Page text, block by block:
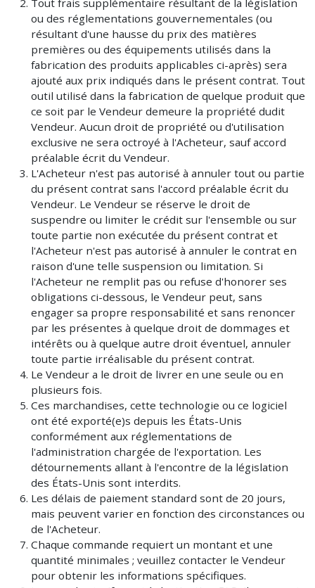
ou des réglementations gouvernementales (ou
résultant d'une hausse du prix des matières
premières ou des équipements utilisés dans la
fabrication des produits applicables ci-après) sera
ajouté aux prix indiqués dans le présent contrat. Tout
outil utilisé dans la fabrication de quelque produit que
ce soit par le Vendeur demeure la propriété dudit
Vendeur. Aucun droit de propriété ou d'utilisation
exclusive ne sera octroyé à l'Acheteur, sauf accord
préalable écrit du Vendeur.
L'Acheteur n'est pas autorisé à annuler tout ou partie
du présent contrat sans l'accord préalable écrit du
Vendeur. Le Vendeur se réserve le droit de
suspendre ou limiter le crédit sur l'ensemble ou sur
toute partie non exécutée du présent contrat et
l'Acheteur n'est pas autorisé à annuler le contrat en
raison d'une telle suspension ou limitation. Si
l'Acheteur ne remplit pas ou refuse d'honorer ses
obligations ci-dessous, le Vendeur peut, sans
engager sa propre responsabilité et sans renoncer
par les présentes à quelque droit de dommages et
intérêts ou à quelque autre droit éventuel, annuler
toute partie irréalisable du présent contrat.
Le Vendeur a le droit de livrer en une seule ou en
plusieurs fois.
Ces marchandises, cette technologie ou ce logiciel
ont été exporté(e)s depuis les États-Unis
conformément aux réglementations de
l'administration chargée de l'exportation. Les
détournements allant à l'encontre de la législation
des États-Unis sont interdits.
Les délais de paiement standard sont de 20 jours,
mais peuvent varier en fonction des circonstances ou
de l'Acheteur.
Chaque commande requiert un montant et une
quantité minimales ; veuillez contacter le Vendeur
pour obtenir les informations spécifiques.